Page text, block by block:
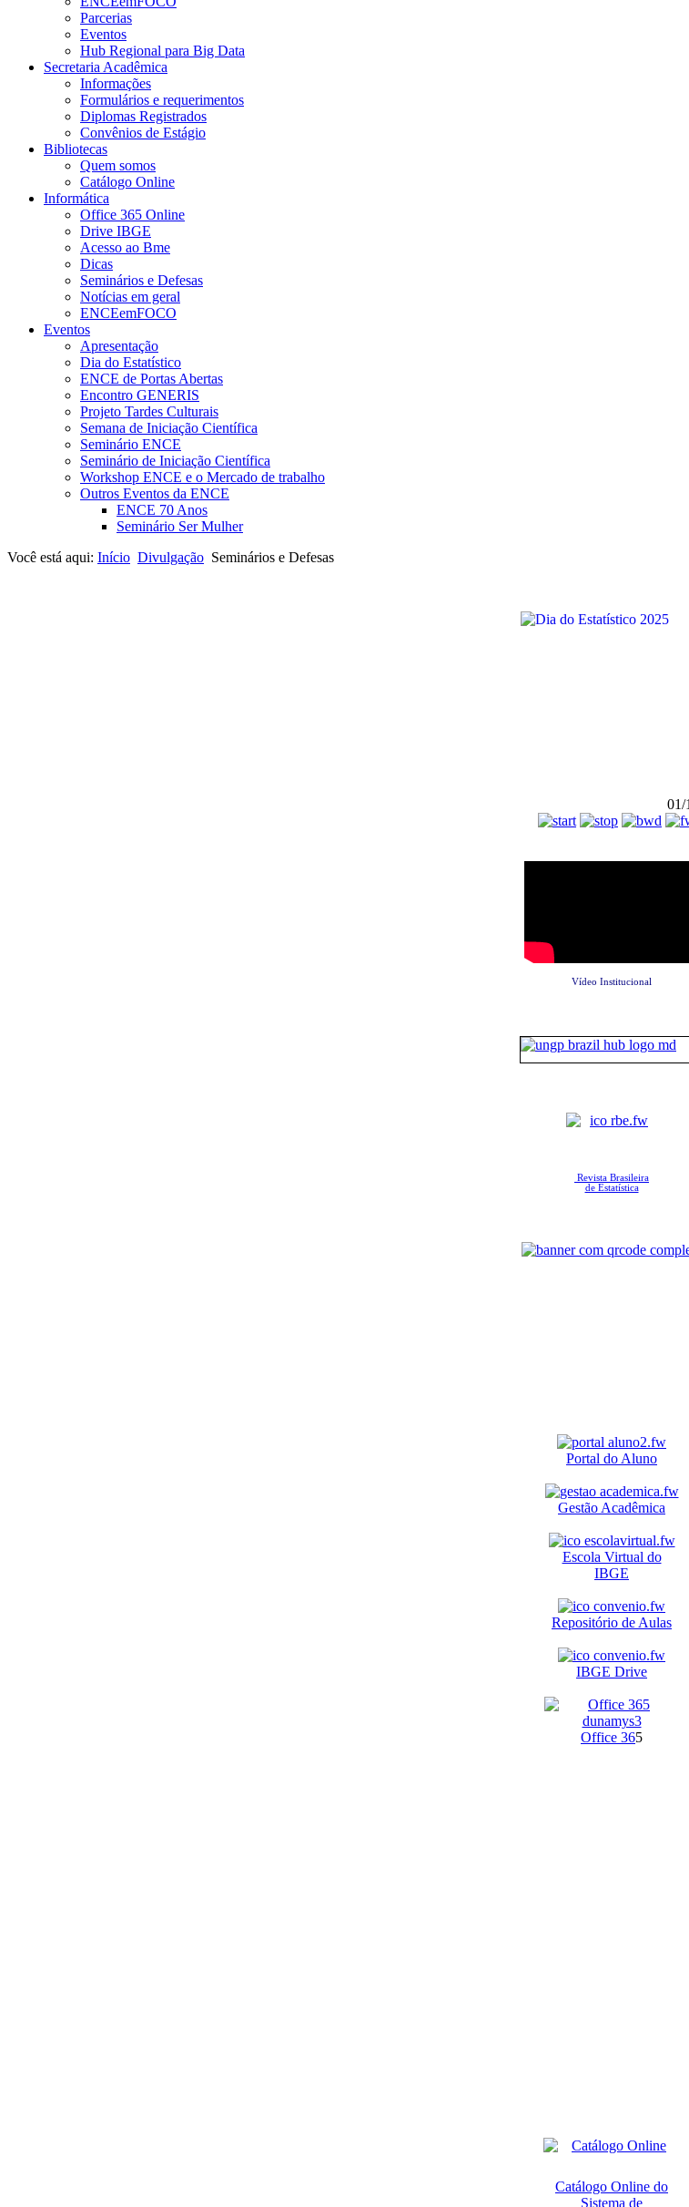
Parcerias
Eventos
Hub Regional para Big Data
Secretaria Acadêmica
Informações
Formulários e requerimentos
Diplomas Registrados
Convênios de Estágio
Bibliotecas
Quem somos
Catálogo Online
Informática
Office 365 Online
Drive IBGE
Acesso ao Bme
Dicas
Seminários e Defesas
Notícias em geral
ENCEemFOCO
Eventos
Apresentação
Dia do Estatístico
ENCE de Portas Abertas
Encontro GENERIS
Projeto Tardes Culturais
Semana de Iniciação Científica
Seminário ENCE
Seminário de Iniciação Científica
Workshop ENCE e o Mercado de trabalho
Outros Eventos da ENCE
ENCE 70 Anos
Seminário Ser Mulher
Você está aqui: Início Divulgação Seminários e Defesas
01/
Vídeo Institucional
Revista Brasileira
de Estatística
Portal do Aluno
Gestão Acadêmica
Escola Virtual do
IBGE
Repositório de Aulas
IBGE Drive
Office 365
Catálogo Online do
Sistema de